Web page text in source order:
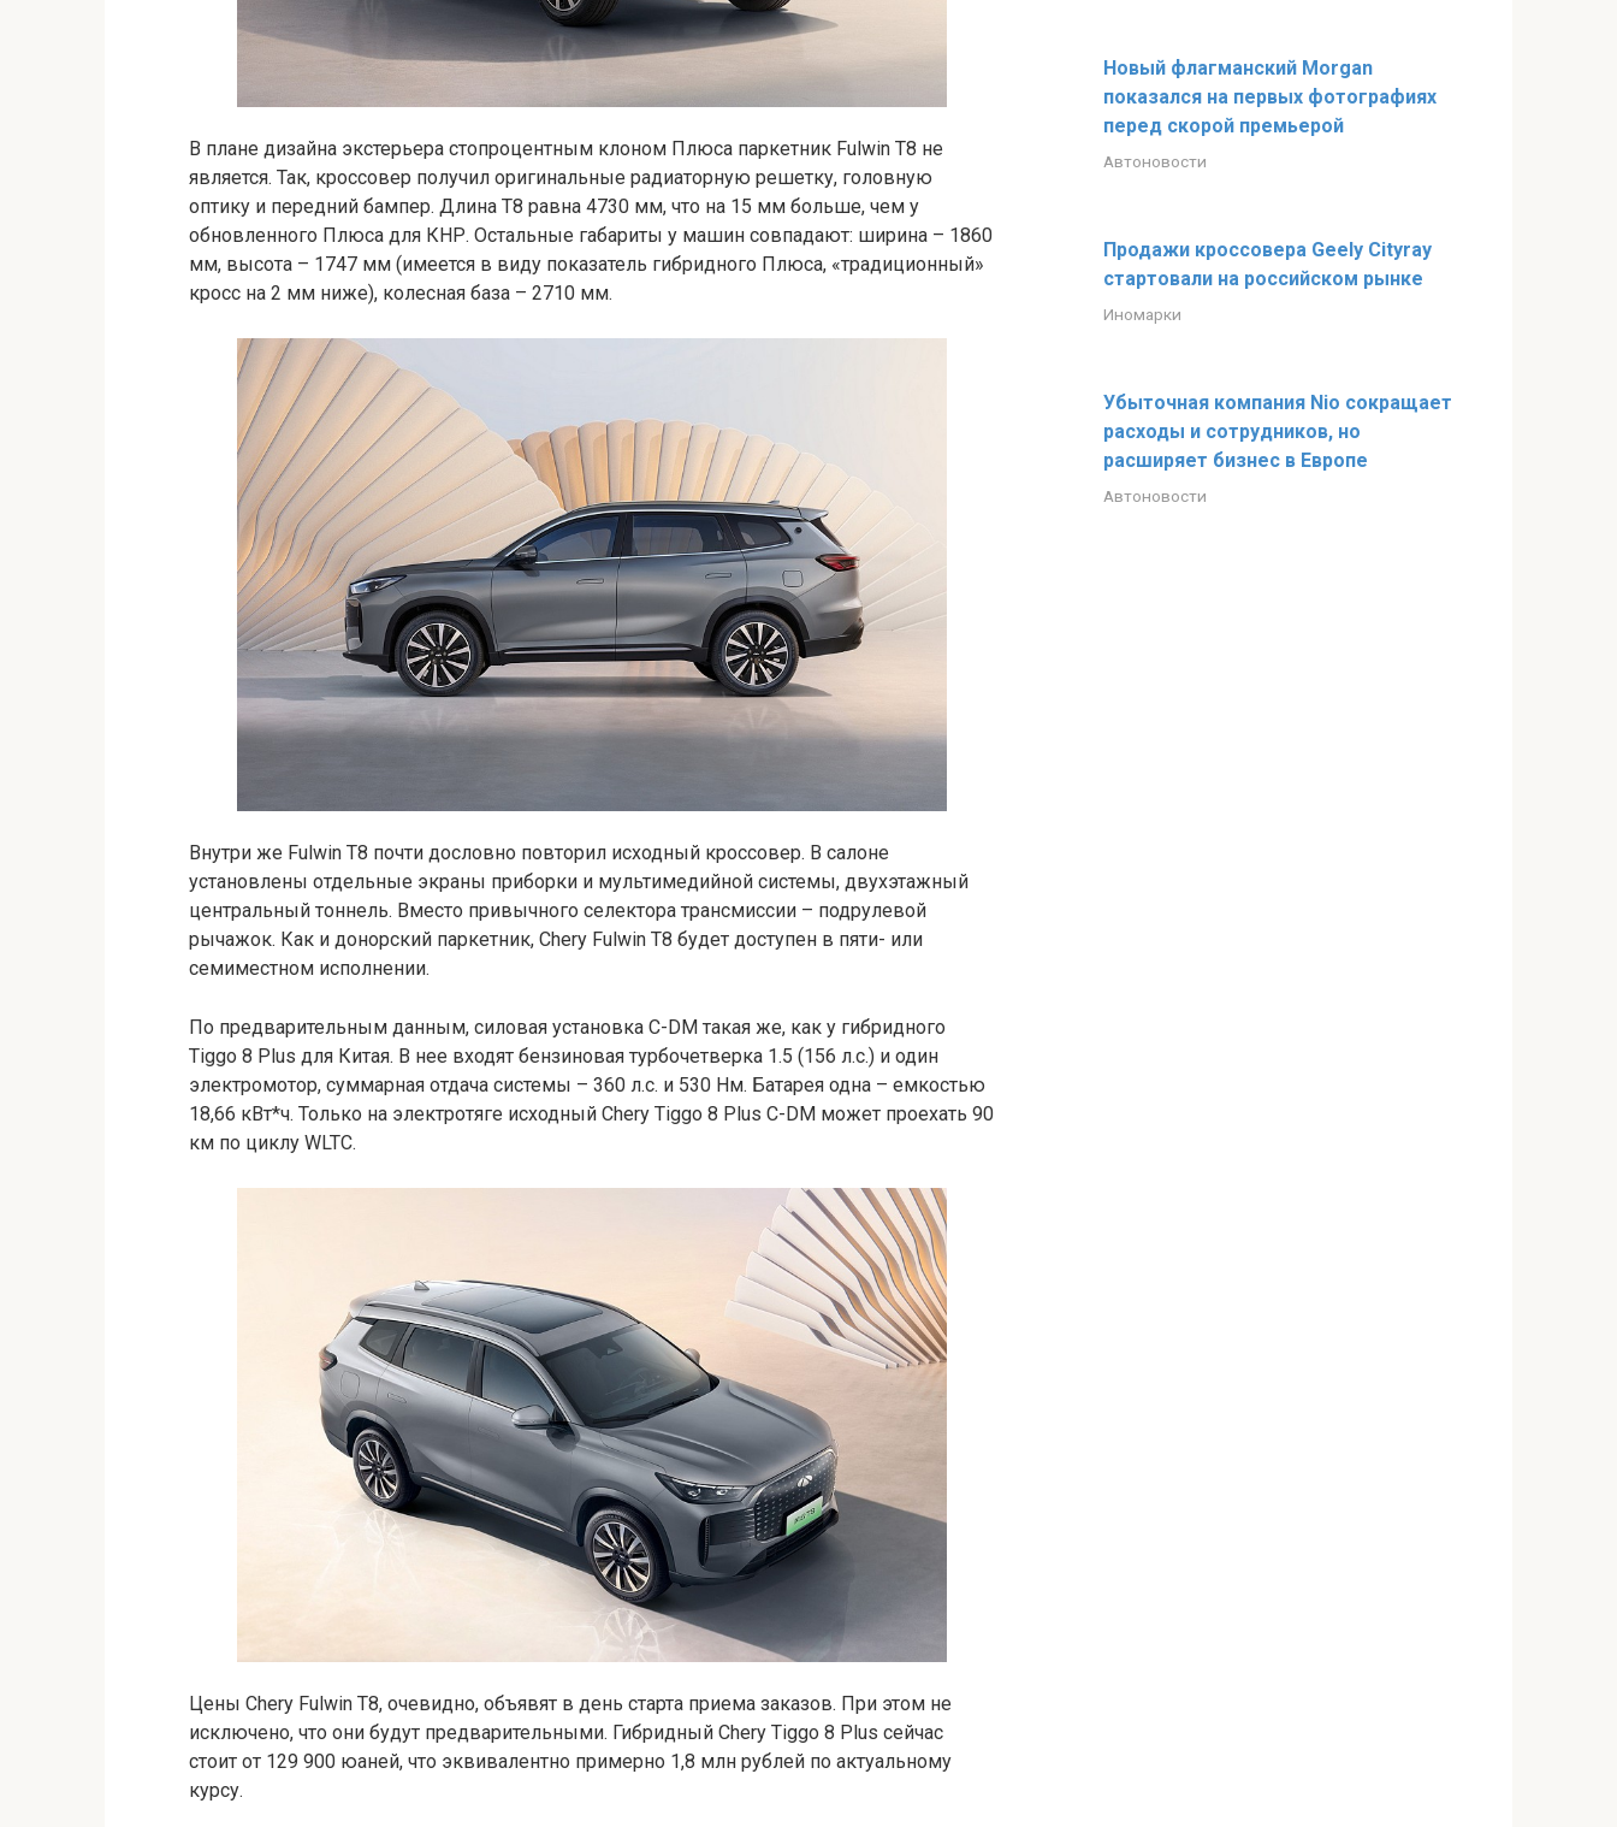
В плане дизайна экстерьера стопроцентным клоном Плюса паркетник Fulwin T8 не
является. Так, кроссовер получил оригинальные радиаторную решетку, головную
оптику и передний бампер. Длина T8 равна 4730 мм, что на 15 мм больше, чем у
обновленного Плюса для КНР. Остальные габариты у машин совпадают: ширина – 1860
мм, высота – 1747 мм (имеется в виду показатель гибридного Плюса, «традиционный»
кросс на 2 мм ниже), колесная база – 2710 мм.
Внутри же Fulwin T8 почти дословно повторил исходный кроссовер. В салоне
установлены отдельные экраны приборки и мультимедийной системы, двухэтажный
центральный тоннель. Вместо привычного селектора трансмиссии – подрулевой
рычажок. Как и донорский паркетник, Chery Fulwin T8 будет доступен в пяти- или
семиместном исполнении.
По предварительным данным, силовая установка C-DM такая же, как у гибридного
Tiggo 8 Plus для Китая. В нее входят бензиновая турбочетверка 1.5 (156 л.с.) и один
электромотор, суммарная отдача системы – 360 л.с. и 530 Нм. Батарея одна – емкостью
18,66 кВт*ч. Только на электротяге исходный Chery Tiggo 8 Plus C-DM может проехать 90
км по циклу WLTC.
Цены Chery Fulwin T8, очевидно, объявят в день старта приема заказов. При этом не
исключено, что они будут предварительными. Гибридный Chery Tiggo 8 Plus сейчас
стоит от 129 900 юаней, что эквивалентно примерно 1,8 млн рублей по актуальному
курсу.
Новый флагманский Morgan
показался на первых фотографиях
перед скорой премьерой
Автоновости
Продажи кроссовера Geely Cityray
стартовали на российском рынке
Иномарки
Убыточная компания Nio сокращает
расходы и сотрудников, но
расширяет бизнес в Европе
Автоновости